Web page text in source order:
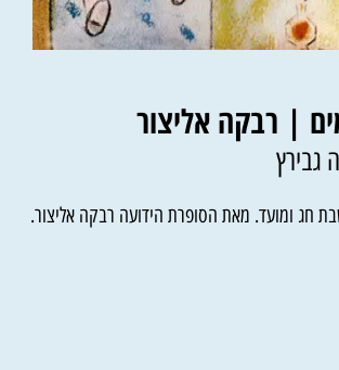
| רבקה אליצור
גבירץ